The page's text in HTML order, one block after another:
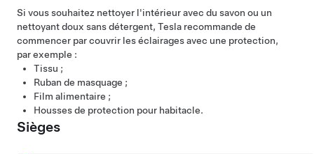
Si vous souhaitez nettoyer l'intérieur avec du savon ou un
nettoyant doux sans détergent, Tesla recommande de
commencer par couvrir les éclairages avec une protection,
par exemple :
Tissu ;
Ruban de masquage ;
Film alimentaire ;
Housses de protection pour habitacle.
Sièges